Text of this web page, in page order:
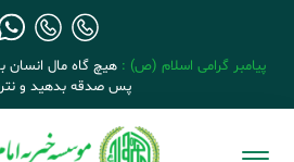
پیامبر گرامی اسلام (ص) : هیچ گاه مال انسان
پس صدقه بدهید و